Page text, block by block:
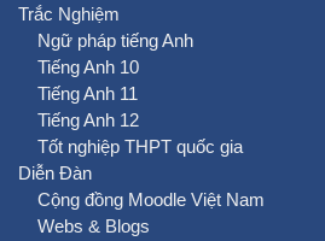
Trắc Nghiệm
Ngữ pháp tiếng Anh
Tiếng Anh 10
Tiếng Anh 11
Tiếng Anh 12
Tốt nghiệp THPT quốc gia
Diễn Đàn
Cộng đồng Moodle Việt Nam
Webs & Blogs